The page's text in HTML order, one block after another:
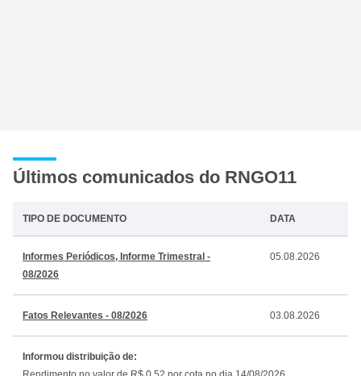
Últimos comunicados do RNGO11
TIPO DE DOCUMENTO DATA
Informes Periódicos, Informe Trimestral -
08/2026
05.08.2026
Fatos Relevantes - 08/2026 03.08.2026
Informou distribuição de: